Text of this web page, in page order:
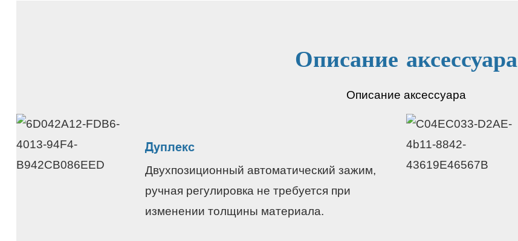
Описание аксессуара
Описание аксессуара
Дуплекс
Двухпозиционный автоматический зажим,
ручная регулировка не требуется при
изменении толщины материала.